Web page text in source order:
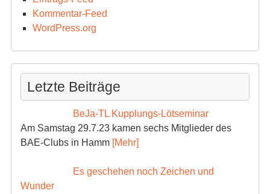
Kommentar-Feed
WordPress.org
Letzte Beiträge
BeJa-TL Kupplungs-Lötseminar
Am Samstag 29.7.23 kamen sechs Mitglieder des
BAE-Clubs in Hamm [Mehr]
Es geschehen noch Zeichen und
Wunder